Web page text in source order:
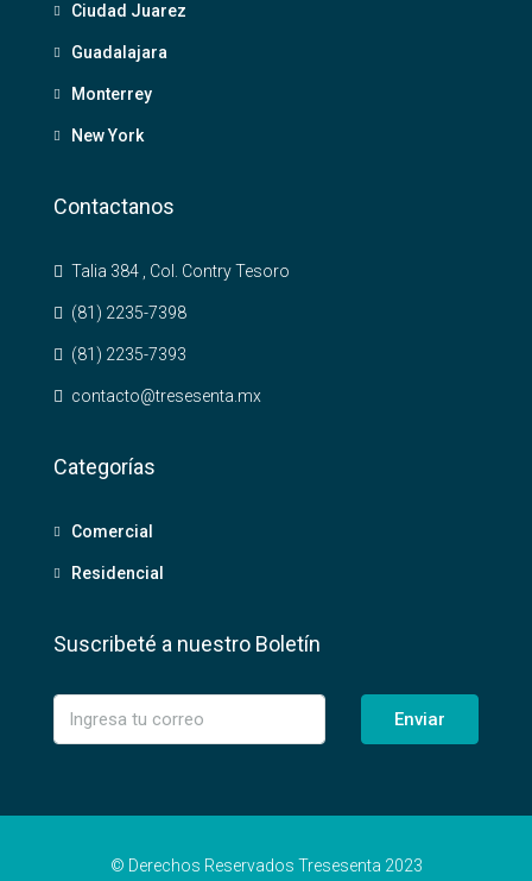
Ciudad Juarez
Guadalajara
Monterrey
New York
Contactanos
Talia 384 , Col. Contry Tesoro
(81) 2235-7398
(81) 2235-7393
contacto@tresesenta.mx
Categorías
Comercial
Residencial
Suscribeté a nuestro Boletín
Enviar
© Derechos Reservados Tresesenta 2023